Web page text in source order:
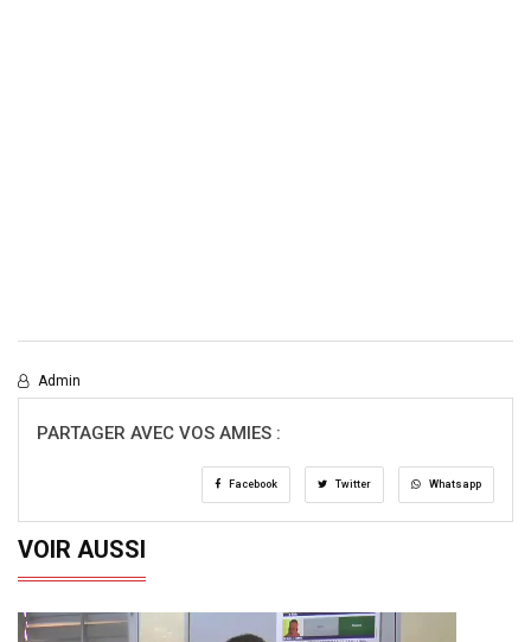
Admin
PARTAGER AVEC VOS AMIES :
Facebook Twitter Whatsapp
VOIR AUSSI